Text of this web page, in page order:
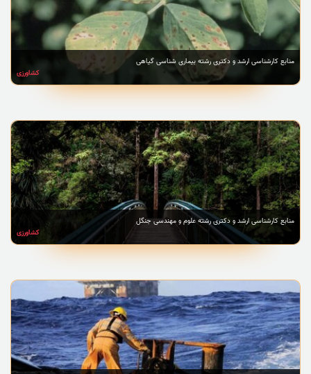
منابع کارشناسی ارشد و دکتری رشته بیماری شناسی گیاهی
کشاورزی
منابع کارشناسی ارشد و دکتری رشته علوم و مهندسی جنگل
کشاورزی